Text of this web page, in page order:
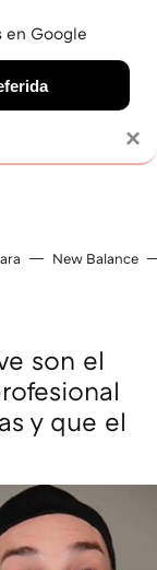
New Balance
son el
y que el
×
en Google